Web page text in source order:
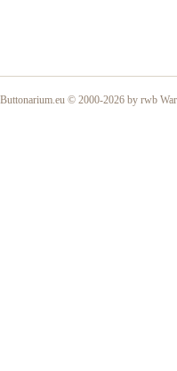
Buttonarium.eu © 2000-2026 by rwb